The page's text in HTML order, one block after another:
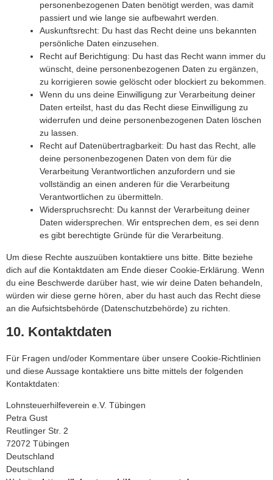
personenbezogenen Daten benötigt werden, was damit
passiert und wie lange sie aufbewahrt werden.
Auskunftsrecht: Du hast das Recht deine uns bekannten
persönliche Daten einzusehen.
Recht auf Berichtigung: Du hast das Recht wann immer du
wünscht, deine personenbezogenen Daten zu ergänzen,
zu korrigieren sowie gelöscht oder blockiert zu bekommen.
Wenn du uns deine Einwilligung zur Verarbeitung deiner
Daten erteilst, hast du das Recht diese Einwilligung zu
widerrufen und deine personenbezogenen Daten löschen
zu lassen.
Recht auf Datenübertragbarkeit: Du hast das Recht, alle
deine personenbezogenen Daten von dem für die
Verarbeitung Verantwortlichen anzufordern und sie
vollständig an einen anderen für die Verarbeitung
Verantwortlichen zu übermitteln.
Widerspruchsrecht: Du kannst der Verarbeitung deiner
Daten widersprechen. Wir entsprechen dem, es sei denn
es gibt berechtigte Gründe für die Verarbeitung.
Um diese Rechte auszuüben kontaktiere uns bitte. Bitte beziehe
dich auf die Kontaktdaten am Ende dieser Cookie-Erklärung. Wenn
du eine Beschwerde darüber hast, wie wir deine Daten behandeln,
würden wir diese gerne hören, aber du hast auch das Recht diese
an die Aufsichtsbehörde (Datenschutzbehörde) zu richten.
10. Kontaktdaten
Für Fragen und/oder Kommentare über unsere Cookie-Richtlinien
und diese Aussage kontaktiere uns bitte mittels der folgenden
Kontaktdaten:
Lohnsteuerhilfeverein e.V. Tübingen
Petra Gust
Reutlinger Str. 2
72072 Tübingen
Deutschland
Deutschland